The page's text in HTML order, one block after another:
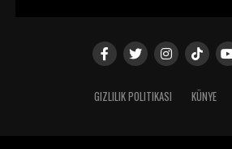
GIZLILIK POLITIKASI KÜNYE